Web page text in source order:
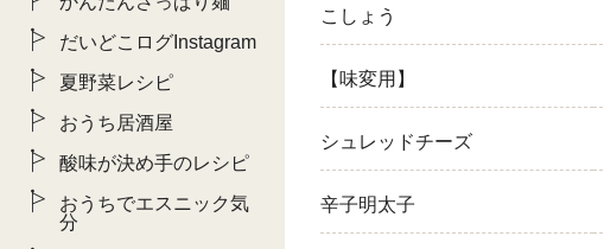
こしょう
【味変用】
シュレッドチーズ
辛子明太子
だいどこログInstagram
夏野菜レシピ
おうち居酒屋
酸味が決め手のレシピ
おうちでエスニック気
分